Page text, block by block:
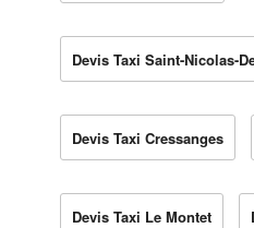
Devis Taxi Saint-Nicolas-
Devis Taxi Cressanges
Devis Taxi Le Montet